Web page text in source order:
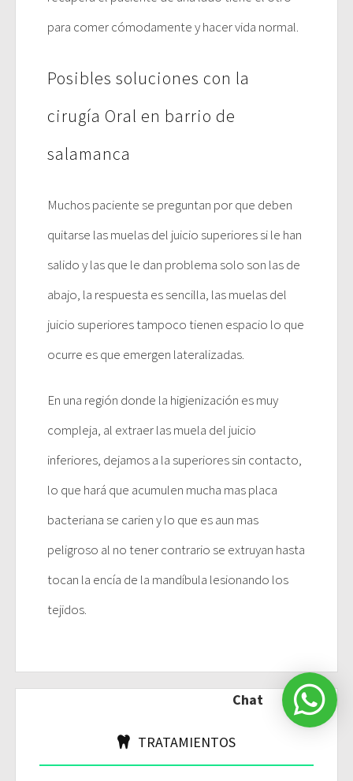
para comer cómodamente y hacer vida normal.
Posibles soluciones con la
cirugía Oral en barrio de
salamanca
Muchos paciente se preguntan por que deben
quitarse las muelas del juicio superiores si le han
salido y las que le dan problema solo son las de
abajo, la respuesta es sencilla, las muelas del
juicio superiores tampoco tienen espacio lo que
ocurre es que emergen lateralizadas.
En una región donde la higienización es muy
compleja, al extraer las muela del juicio
inferiores, dejamos a la superiores sin contacto,
lo que hará que acumulen mucha mas placa
bacteriana se carien y lo que es aun mas
peligroso al no tener contrario se extruyan hasta
tocan la encía de la mandíbula lesionando los
tejidos.
TRATAMIENTOS
Chat